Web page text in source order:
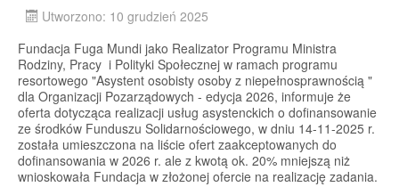
Utworzono: 10 grudzień 2025
Fundacja Fuga Mundi jako Realizator Programu Ministra
Rodziny, Pracy i Polityki Społecznej w ramach programu
resortowego "Asystent osobisty osoby z niepełnosprawnością "
dla Organizacji Pozarządowych - edycja 2026, informuje że
oferta dotycząca realizacji usług asystenckich o dofinansowanie
ze środków Funduszu Solidarnościowego, w dniu 14-11-2025 r.
została umieszczona na liście ofert zaakceptowanych do
dofinansowania w 2026 r. ale z kwotą ok. 20% mniejszą niż
wnioskowała Fundacja w złożonej ofercie na realizację zadania.